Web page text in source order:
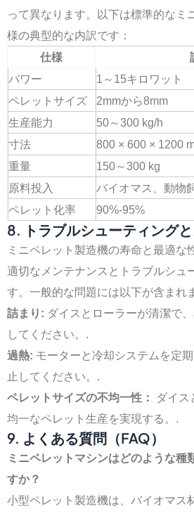
って異なります。以下は標準的なミ
様の典型的な内訳です：
仕様
パワー
1～15キロワット
ペレットサイズ
2mmから8mm
生産能力
50～300 kg/h
寸法
800 × 600 × 1200
重量
150～300 kg
原料投入
バイオマス、動物
ペレット化率
90%-95%
8. トラブルシューティング
ミニペレット製造機の寿命と最適な
適切なメンテナンスとトラブルシュ
す。一般的な問題には以下が含まれ
詰まり: ダイスとローラーが清潔で
してください。.
過熱: モーターと冷却システムを定
止してください。.
ペレットサイズの不均一性：
ダイス
均一なペレット生産を実現する。.
9. よくある質問（FAQ）
ミニペレットマシンはどのような種
すか？
小型ペレット製造機は、バイオマス